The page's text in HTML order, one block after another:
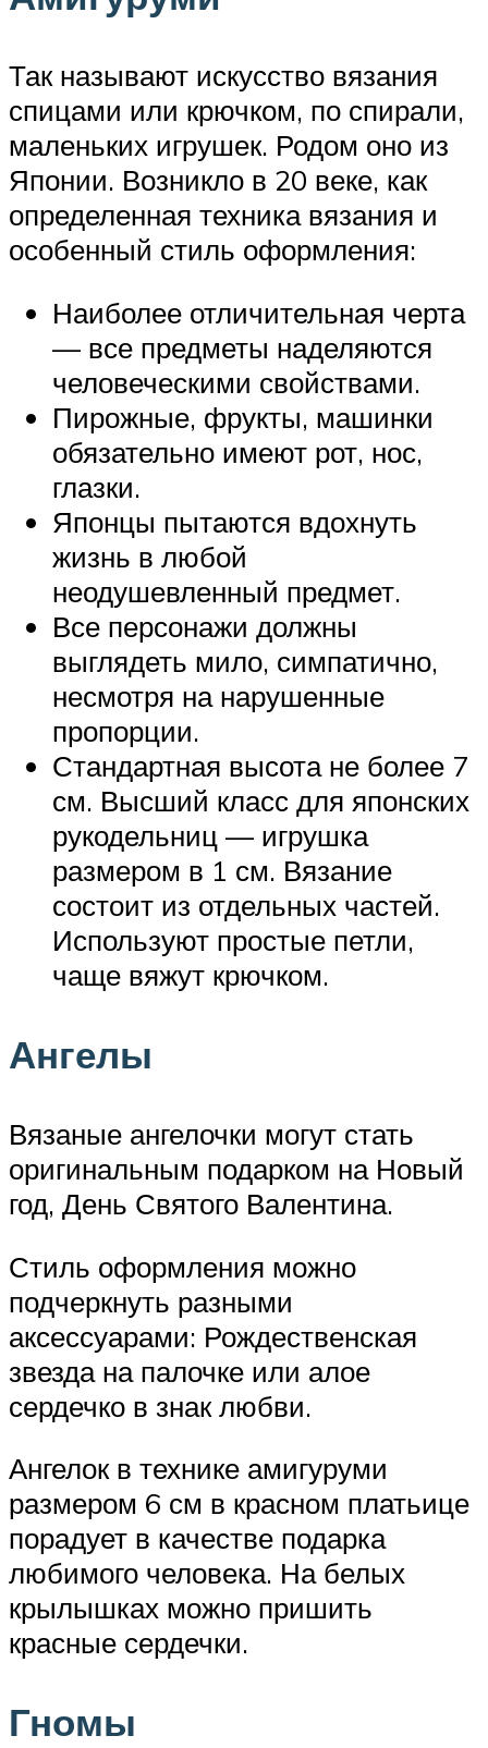
Так называют искусство вязания
спицами или крючком, по спирали,
маленьких игрушек. Родом оно из
Японии. Возникло в 20 веке, как
определенная техника вязания и
особенный стиль оформления:
Наиболее отличительная черта
— все предметы наделяются
человеческими свойствами.
Пирожные, фрукты, машинки
обязательно имеют рот, нос,
глазки.
Японцы пытаются вдохнуть
жизнь в любой
неодушевленный предмет.
Все персонажи должны
выглядеть мило, симпатично,
несмотря на нарушенные
пропорции.
Стандартная высота не более 7
см. Высший класс для японских
рукодельниц — игрушка
размером в 1 см. Вязание
состоит из отдельных частей.
Используют простые петли,
чаще вяжут крючком.
Ангелы
Вязаные ангелочки могут стать
оригинальным подарком на Новый
год, День Святого Валентина.
Стиль оформления можно
подчеркнуть разными
аксессуарами: Рождественская
звезда на палочке или алое
сердечко в знак любви.
Ангелок в технике амигуруми
размером 6 см в красном платьице
порадует в качестве подарка
любимого человека. На белых
крылышках можно пришить
красные сердечки.
Гномы